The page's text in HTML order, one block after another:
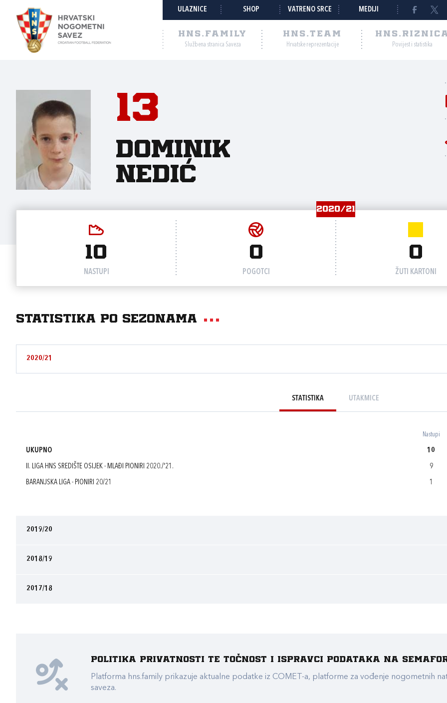
ULAZNICE SHOP VATRENO SRCE MEDIJI
HNS.FAMILY
Službena stranica Saveza
HNS.TEAM
Hrvatske reprezentacije Povijest i statistika
13
Dominik
Nedić
2020/21
10
NASTUPI
0
POGOTCI
0
ŽUTI KARTONI
Statistika po sezonama
2020/21
STATISTIKA UTAKMICE
Nastupi
UKUPNO 10
II. LIGA HNS SREDIŠTE OSIJEK - MLAĐI PIONIRI 2020./'21. 9
BARANJSKA LIGA - PIONIRI 20/21 1
2019/20
2018/19
2017/18
Politika privatnosti te točnost i ispravci podataka na
Platforma hns.family prikazuje aktualne podatke iz COMET-a, platforme za vođenje nogometnih
saveza.